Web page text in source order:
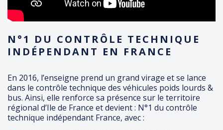
N°1 DU CONTRÔLE TECHNIQUE
INDÉPENDANT EN FRANCE
En 2016, l’enseigne prend un grand virage et se lance
dans le contrôle technique des véhicules poids lourds &
bus. Ainsi, elle renforce sa présence sur le territoire
régional d’Ile de France et devient : N°1 du contrôle
technique indépendant France, avec :